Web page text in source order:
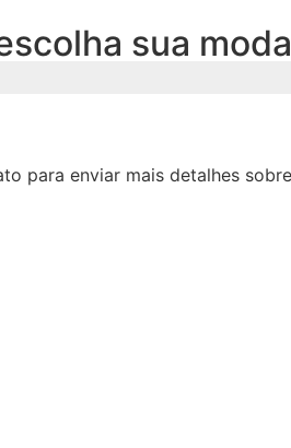
sua
para enviar mais detalhes